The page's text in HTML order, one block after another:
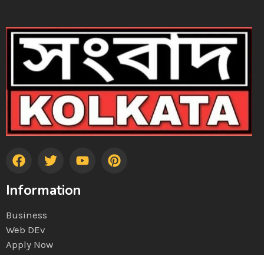
Information
Business
Web DEv
Apply Now